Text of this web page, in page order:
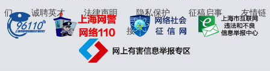
们
诚聘英才 法律声明 隐私保护 征稿启事
友情链
接